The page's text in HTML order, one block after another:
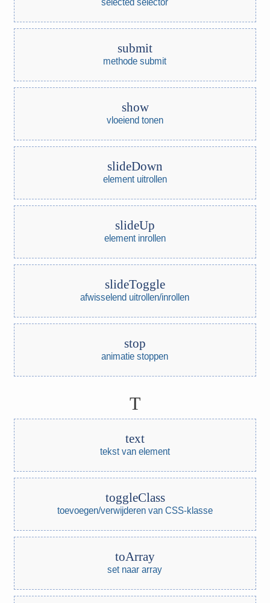
submit
methode submit
show
vloeiend tonen
slideDown
element uitrollen
slideUp
element inrollen
slideToggle
afwisselend uitrollen/inrollen
stop
animatie stoppen
T
text
tekst van element
toggleClass
toevoegen/verwijderen van CSS-klasse
toArray
set naar array